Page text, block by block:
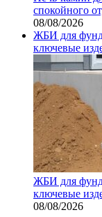
спокойного
08/08/2026
ЖБИ для
ключевые
ЖБИ для
ключевые
08/08/2026